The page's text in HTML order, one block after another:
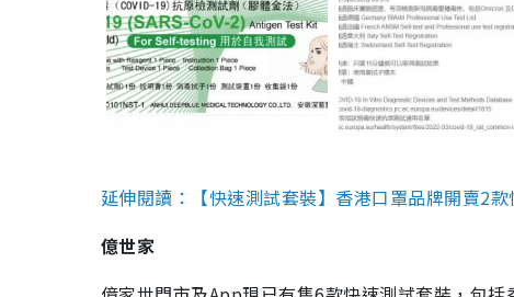
延伸閱讀：【快速測試套裝】香港口罩品牌開賣2
億世家